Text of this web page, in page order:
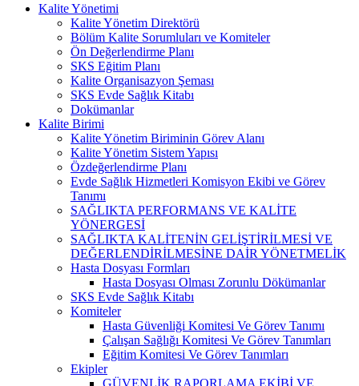
Kalite Yönetimi
Kalite Yönetim Direktörü
Bölüm Kalite Sorumluları ve Komiteler
Ön Değerlendirme Planı
SKS Eğitim Planı
Kalite Organisazyon Şeması
SKS Evde Sağlık Kitabı
Dokümanlar
Kalite Birimi
Kalite Yönetim Biriminin Görev Alanı
Kalite Yönetim Sistem Yapısı
Özdeğerlendirme Planı
Evde Sağlık Hizmetleri Komisyon Ekibi ve Görev
Tanımı
SAĞLIKTA PERFORMANS VE KALİTE
YÖNERGESİ
SAĞLIKTA KALİTENİN GELİŞTİRİLMESİ VE
DEĞERLENDİRİLMESİNE DAİR YÖNETMELİK
Hasta Dosyası Formları
Hasta Dosyası Olması Zorunlu Dökümanlar
SKS Evde Sağlık Kitabı
Komiteler
Hasta Güvenliği Komitesi Ve Görev Tanımı
Çalışan Sağlığı Komitesi Ve Görev Tanımları
Eğitim Komitesi Ve Görev Tanımları
Ekipler
GÜVENLİK RAPORLAMA EKİBİ VE